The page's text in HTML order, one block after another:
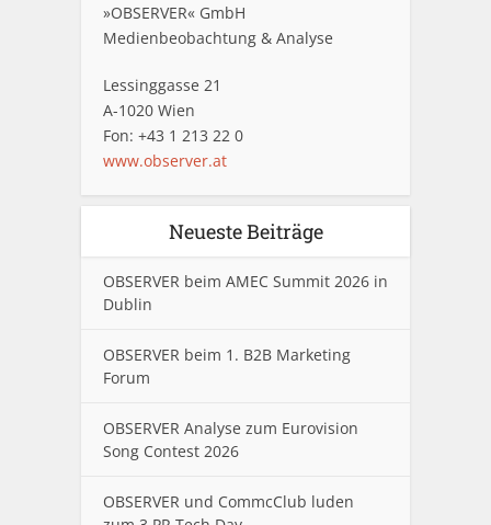
»OBSERVER« GmbH
Medienbeobachtung & Analyse
Lessinggasse 21
A-1020 Wien
Fon: +43 1 213 22 0
www.observer.at
Neueste Beiträge
OBSERVER beim AMEC Summit 2026 in
Dublin
OBSERVER beim 1. B2B Marketing
Forum
OBSERVER Analyse zum Eurovision
Song Contest 2026
OBSERVER und CommcClub luden